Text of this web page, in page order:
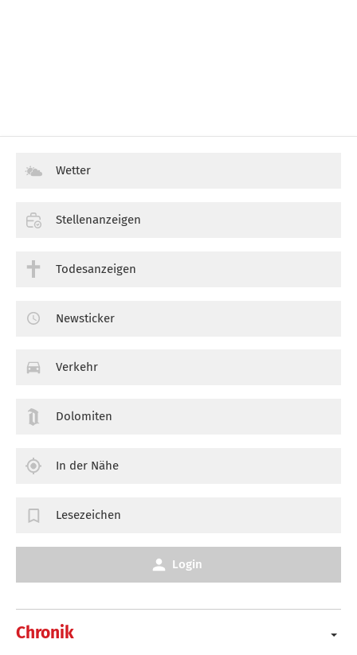
Chronik
Wetter
Stellenanzeigen
Todesanzeigen
Newsticker
Verkehr
Dolomiten
In der Nähe
Lesezeichen
Login